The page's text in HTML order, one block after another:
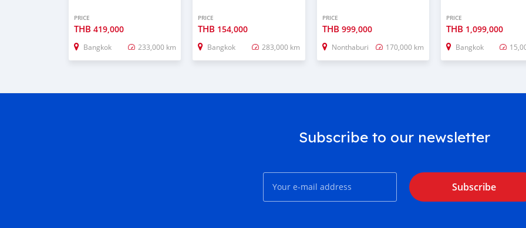
PRICE
THB 419,000
Bangkok 233,000 km
PRICE
THB 154,000
Bangkok 283,000 km
PRICE
THB 999,000
Nonthaburi 170,000 km
PRICE
THB 1,099,000
Bangkok
Subscribe to our newsletter
Subscribe